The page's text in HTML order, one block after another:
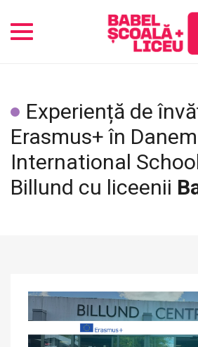
Toggle
Experiență de
Erasmus+ în
International
Billund cu liceenii